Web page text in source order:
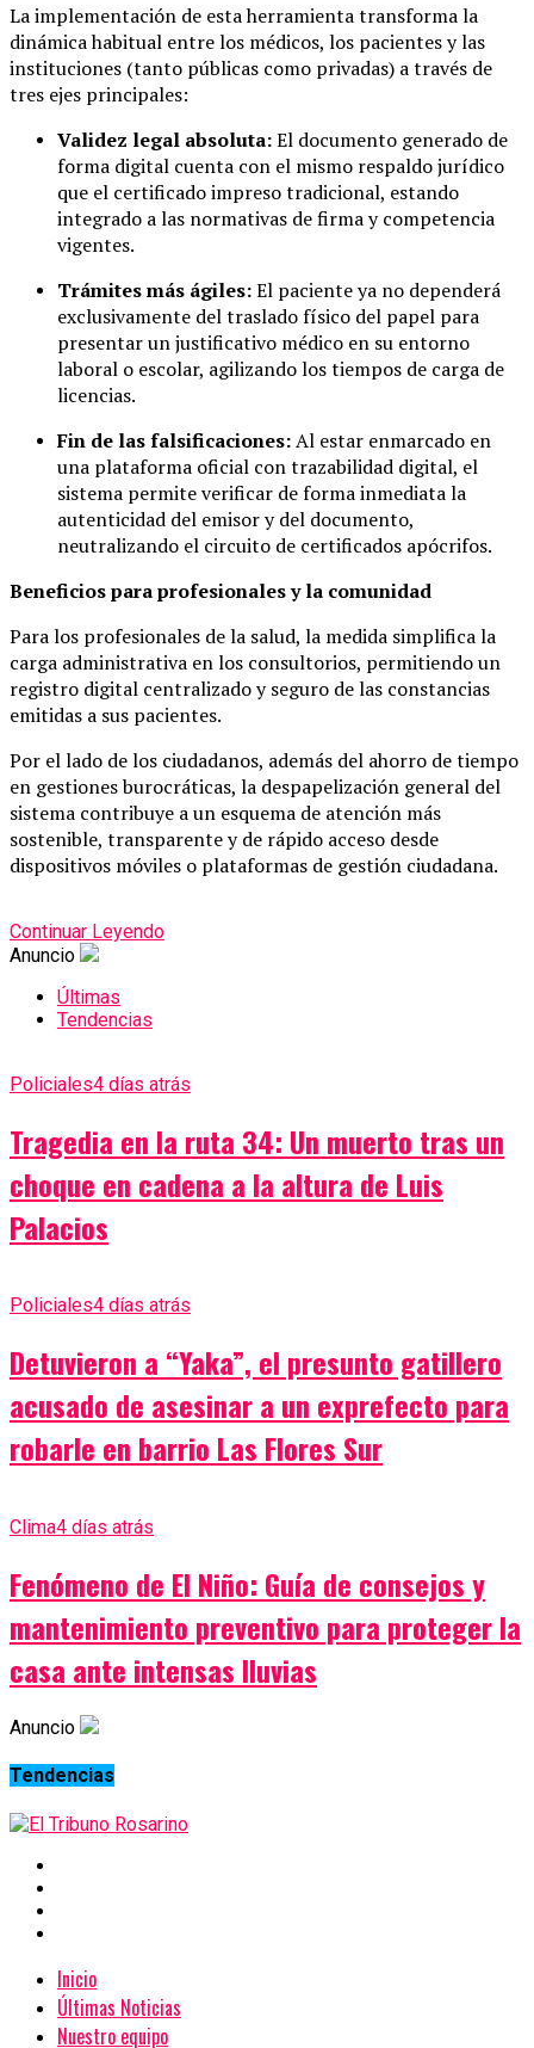
La implementación de esta herramienta transforma la
dinámica habitual entre los médicos, los pacientes y las
instituciones (tanto públicas como privadas) a través de
tres ejes principales:
Validez legal absoluta:El documento generado de
forma digital cuenta con el mismo respaldo jurídico
que el certificado impreso tradicional, estando
integrado a las normativas de firma y competencia
vigentes.
Trámites más ágiles:El paciente ya no dependerá
exclusivamente del traslado físico del papel para
presentar un justificativo médico en su entorno
laboral o escolar, agilizando los tiempos de carga de
licencias.
Fin de las falsificaciones:Al estar enmarcado en
una plataforma oficial con trazabilidad digital, el
sistema permite verificar de forma inmediata la
autenticidad del emisor y del documento,
neutralizando el circuito de certificados apócrifos.
Beneficios para profesionales y la comunidad
Para los profesionales de la salud, la medida simplifica la
carga administrativa en los consultorios, permitiendo un
registro digital centralizado y seguro de las constancias
emitidas a sus pacientes.
Por el lado de los ciudadanos, además del ahorro de tiempo
en gestiones burocráticas, la despapelización general del
sistema contribuye a un esquema de atención más
sostenible, transparente y de rápido acceso desde
dispositivos móviles o plataformas de gestión ciudadana.
Continuar Leyendo
Anuncio
Últimas
Tendencias
Policiales4 días atrás
Tragedia en la ruta 34: Un muerto tras un
choque en cadena a la altura de Luis
Palacios
Policiales4 días atrás
Detuvieron a “Yaka”, el presunto gatillero
acusado de asesinar a un exprefecto para
robarle en barrio Las Flores Sur
Clima4 días atrás
Fenómeno de El Niño: Guía de consejos y
mantenimiento preventivo para proteger la
casa ante intensas lluvias
Anuncio
Tendencias
Inicio
Últimas Noticias
Nuestro equipo